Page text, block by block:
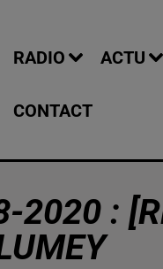
RADIO ACTU
CONTACT
2020 :